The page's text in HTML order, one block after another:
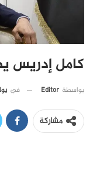
كامل إدريس
بواسطة Editor في
مشاركة